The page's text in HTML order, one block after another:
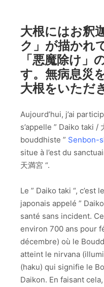
大根にはお釈
ク」が描かれ
「悪魔除け」
す。無病息災
大根をいただ
Aujourd’hui, j’ai
s’appelle ” Daiko taki /
bouddhiste ” Senbon-
situe à l’est du
天満宮 “.
Le ” Daiko taki “, c’est
japonais appelé ”
santé sans incident.
environ 700 ans pour
décembre) où le
atteint le nirvana
(haku) qui signifie le
Daikon. En faisant